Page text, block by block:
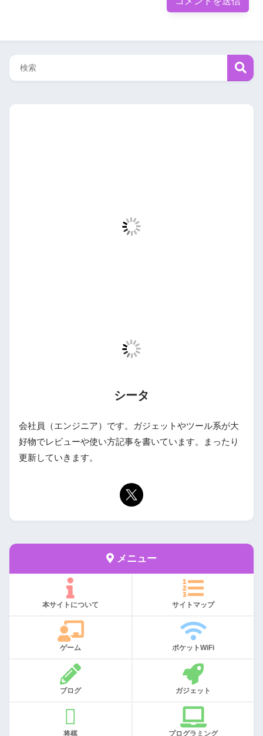
シータ
会社員（エンジニア）です。ガジェットやツール系が大
好物でレビューや使い方記事を書いています。まったり
更新していきます。
メニュー
本サイトについて サイトマップ
ゲーム ポケットWiFi
ブログ ガジェット
将棋 プログラミング